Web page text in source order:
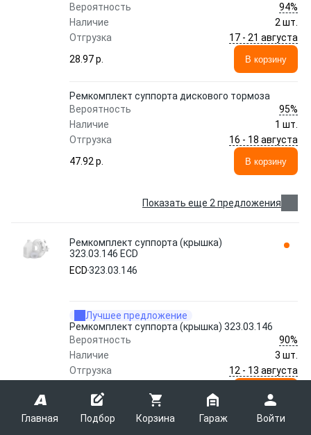
Главная Подбор Корзина Гараж Войти
Вероятность
94%
Наличие
2 шт.
Отгрузка
17 - 21 августа
28.97 p.
В корзину
Ремкомплект суппорта дискового тормоза
Вероятность
95%
Наличие
1 шт.
Отгрузка
16 - 18 августа
47.92 p.
В корзину
Показать еще 2 предложения
Ремкомплект суппорта (крышка)
323.03.146 ECD
ECD323.03.146
Лучшее предложение
Ремкомплект суппорта (крышка) 323.03.146
Вероятность
90%
Наличие
3 шт.
Отгрузка
12 - 13 августа
29.83 p.
В корзину